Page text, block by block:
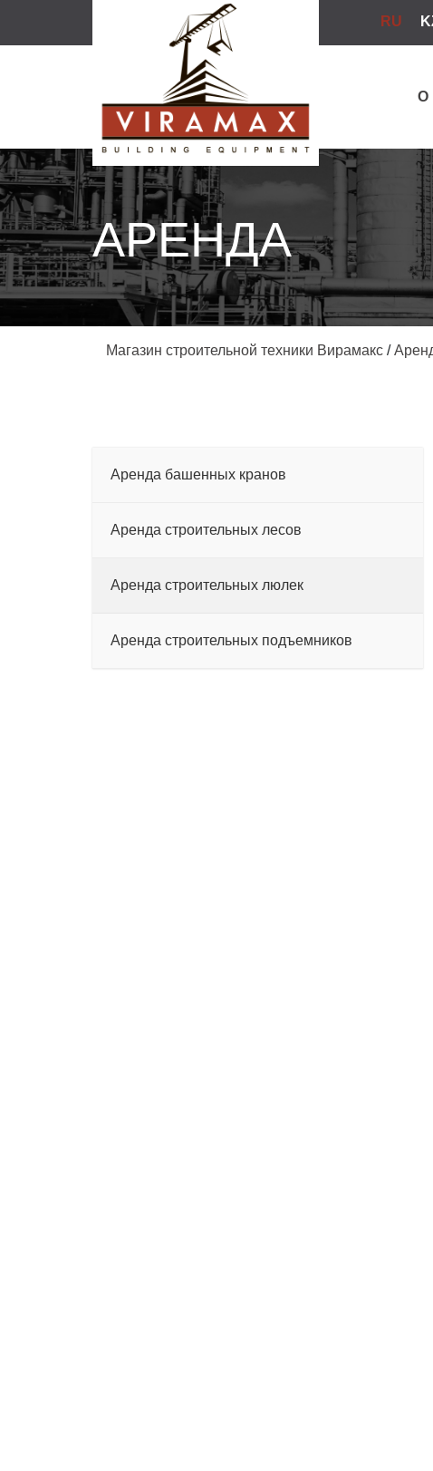
RU
О
АРЕНДА
Магазин строительной техники Вирамакс /
Аренда башенных кранов
–
Аренда строительных лесов
–
Аренда строительных люлек
–
Аренда строительных подъемников
–